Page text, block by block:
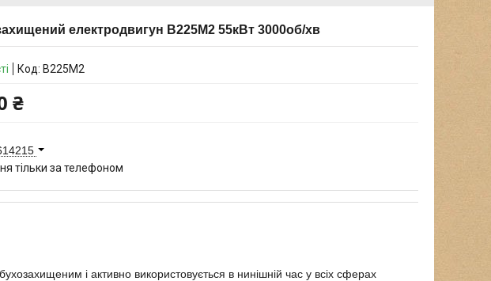
електродвигун В225М2 55кВт 3000об/хв
Код: В225М2
₴
тільки за телефоном
і активно використовується в нинішній час у всіх сферах